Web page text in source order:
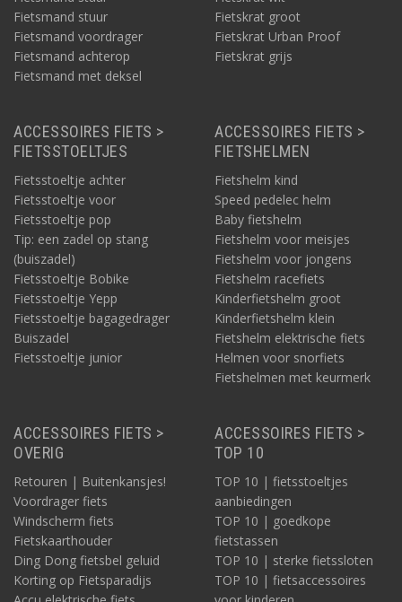
Fietsmand stuur
Fietsmand voordrager
Fietsmand achterop
Fietsmand met deksel
Fietskrat groot
Fietskrat Urban Proof
Fietskrat grijs
ACCESSOIRES FIETS >
FIETSSTOELTJES
Fietsstoeltje achter
Fietsstoeltje voor
Fietsstoeltje pop
Tip: een zadel op stang
(buiszadel)
Fietsstoeltje Bobike
Fietsstoeltje Yepp
Fietsstoeltje bagagedrager
Buiszadel
Fietsstoeltje junior
ACCESSOIRES FIETS >
FIETSHELMEN
Fietshelm kind
Speed pedelec helm
Baby fietshelm
Fietshelm voor meisjes
Fietshelm voor jongens
Fietshelm racefiets
Kinderfietshelm groot
Kinderfietshelm klein
Fietshelm elektrische fiets
Helmen voor snorfiets
Fietshelmen met keurmerk
ACCESSOIRES FIETS >
OVERIG
Retouren | Buitenkansjes!
Voordrager fiets
Windscherm fiets
Fietskaarthouder
Ding Dong fietsbel geluid
Korting op Fietsparadijs
ACCESSOIRES FIETS >
TOP 10
TOP 10 | fietsstoeltjes
aanbiedingen
TOP 10 | goedkope
fietstassen
TOP 10 | sterke fietssloten
TOP 10 | fietsaccessoires